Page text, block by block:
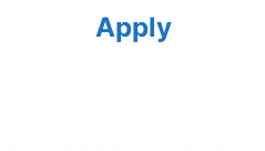
Apply